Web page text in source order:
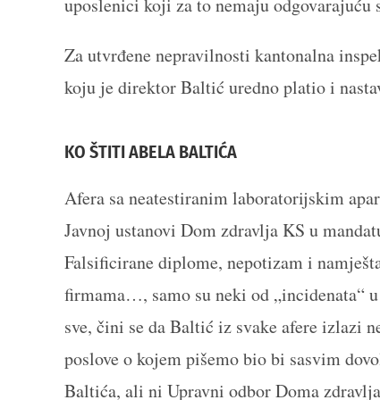
uposlenici koji za to nemaju
Za utvrđene nepravilnosti kantonalna
koju je direktor Baltić uredno platio i
KO ŠTITI ABELA BALTIĆA
Afera sa neatestiranim laboratorijskim
Javnoj ustanovi Dom zdravlja KS u
Falsificirane diplome, nepotizam i
firmama…, samo su neki od „incidenata“
sve, čini se da Baltić iz svake afere izlazi
poslove o kojem pišemo bio bi sasvim
Baltića, ali ni Upravni odbor Doma